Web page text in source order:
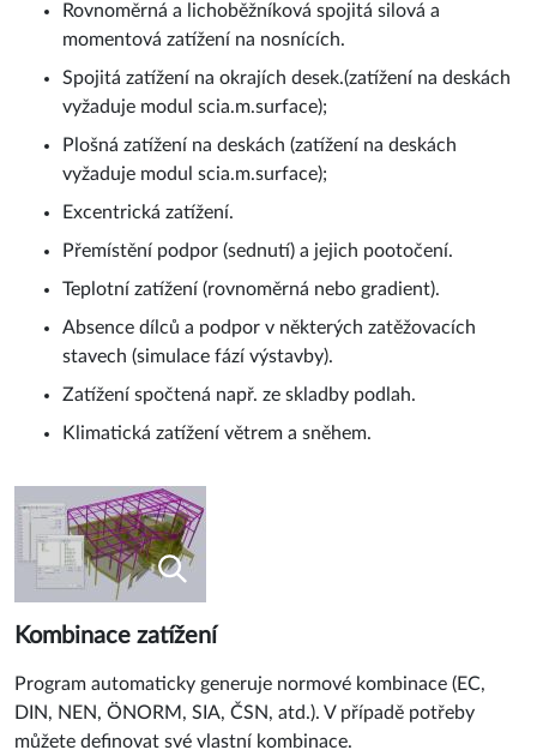
Rovnoměrná a lichoběžníková spojitá silová a
momentová zatížení na nosnících.
Spojitá zatížení na okrajích desek.(zatížení na deskách
vyžaduje modul scia.m.surface);
Plošná zatížení na deskách (zatížení na deskách
vyžaduje modul scia.m.surface);
Excentrická zatížení.
Přemístění podpor (sednutí) a jejich pootočení.
Teplotní zatížení (rovnoměrná nebo gradient).
Absence dílců a podpor v některých zatěžovacích
stavech (simulace fází výstavby).
Zatížení spočtená např. ze skladby podlah.
Klimatická zatížení větrem a sněhem.
Kombinace zatížení
Program automaticky generuje normové kombinace (EC,
DIN, NEN, ÖNORM, SIA, ČSN, atd.). V případě potřeby
můžete definovat své vlastní kombinace.